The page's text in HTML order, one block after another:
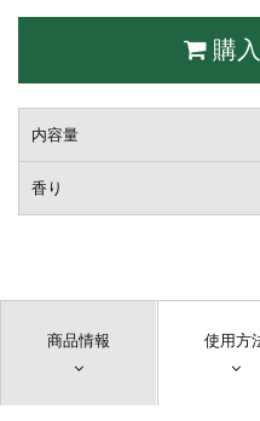
購
内容量
香り
商品情報 使用方